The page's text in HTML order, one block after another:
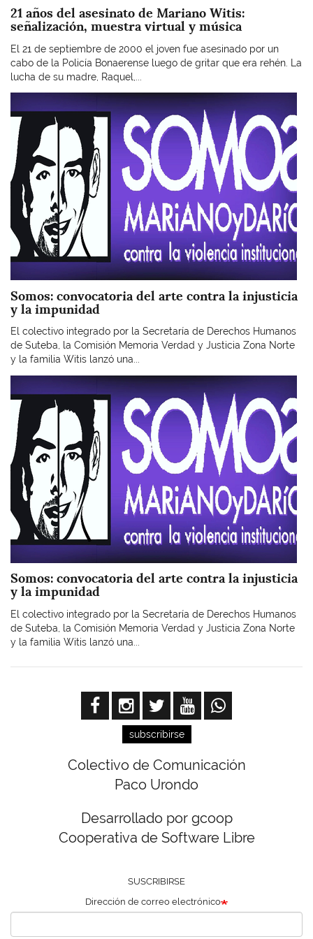
21 años del asesinato de Mariano Witis:
señalización, muestra virtual y música
El 21 de septiembre de 2000 el joven fue asesinado por un
cabo de la Policía Bonaerense luego de gritar que era rehén. La
lucha de su madre, Raquel,...
Somos: convocatoria del arte contra la injusticia
y la impunidad
El colectivo integrado por la Secretaría de Derechos Humanos
de Suteba, la Comisión Memoria Verdad y Justicia Zona Norte
y la familia Witis lanzó una...
Somos: convocatoria del arte contra la injusticia
y la impunidad
El colectivo integrado por la Secretaría de Derechos Humanos
de Suteba, la Comisión Memoria Verdad y Justicia Zona Norte
y la familia Witis lanzó una...
subscribirse
Colectivo de Comunicación
Paco Urondo
Desarrollado por gcoop
Cooperativa de Software Libre
SUSCRIBIRSE
Dirección de correo electrónico